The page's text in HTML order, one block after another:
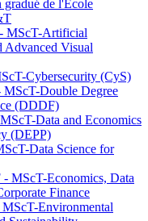
de l'Ecole
MScT-Artificial
Advanced Visual
Cybersecurity (CyS)
Double Degree
(DDDF)
Data and Economics
(DEPP)
Data Science for
MScT-Economics, Data
Finance
Environmental